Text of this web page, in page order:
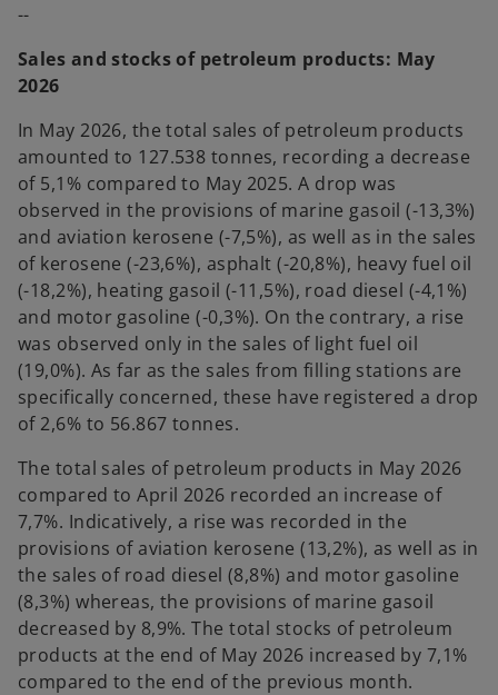
--
Sales and stocks of petroleum products: May
2026
In May 2026, the total sales of petroleum products
amounted to 127.538 tonnes, recording a decrease
of 5,1% compared to May 2025. A drop was
observed in the provisions of marine gasoil (-13,3%)
and aviation kerosene (-7,5%), as well as in the sales
of kerosene (-23,6%), asphalt (-20,8%), heavy fuel oil
(-18,2%), heating gasoil (-11,5%), road diesel (-4,1%)
and motor gasoline (-0,3%). On the contrary, a rise
was observed only in the sales of light fuel oil
(19,0%). As far as the sales from filling stations are
specifically concerned, these have registered a drop
of 2,6% to 56.867 tonnes.
The total sales of petroleum products in May 2026
compared to April 2026 recorded an increase of
7,7%. Indicatively, a rise was recorded in the
provisions of aviation kerosene (13,2%), as well as in
the sales of road diesel (8,8%) and motor gasoline
(8,3%) whereas, the provisions of marine gasoil
decreased by 8,9%. The total stocks of petroleum
products at the end of May 2026 increased by 7,1%
compared to the end of the previous month.